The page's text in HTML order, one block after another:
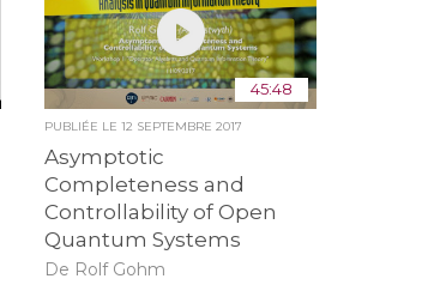
45:48
PUBLIÉE LE12 SEPTEMBRE 2017
Asymptotic
Completeness and
Controllability of Open
Quantum Systems
De Rolf Gohm